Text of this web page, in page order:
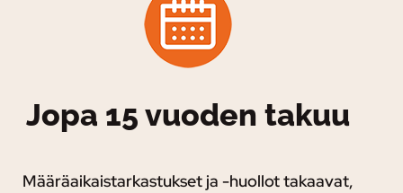
Jopa 15 vuoden takuu
Määräaikaistarkastukset ja -huollot takaavat,